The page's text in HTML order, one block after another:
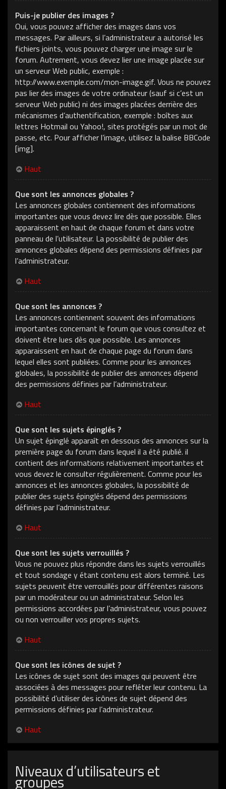
Puis-je publier des images ?
Oui, vous pouvez afficher des images dans vos
messages. Par ailleurs, si l’administrateur a autorisé les
fichiers joints, vous pouvez charger une image sur le
forum. Autrement, vous devez lier une image placée sur
un serveur Web public, exemple :
http://www.exemple.com/mon-image.gif. Vous ne pouvez
pas lier des images de votre ordinateur (sauf si c’est un
serveur Web public) ni des images placées derrière des
mécanismes d’authentification, exemple : boîtes aux
lettres Hotmail ou Yahoo!, sites protégés par un mot de
passe, etc. Pour afficher l’image, utilisez la balise BBCode
[img].
Haut
Que sont les annonces globales ?
Les annonces globales contiennent des informations
importantes que vous devez lire dès que possible. Elles
apparaissent en haut de chaque forum et dans votre
panneau de l’utilisateur. La possibilité de publier des
annonces globales dépend des permissions définies par
l’administrateur.
Haut
Que sont les annonces ?
Les annonces contiennent souvent des informations
importantes concernant le forum que vous consultez et
doivent être lues dès que possible. Les annonces
apparaissent en haut de chaque page du forum dans
lequel elles sont publiées. Comme pour les annonces
globales, la possibilité de publier des annonces dépend
des permissions définies par l’administrateur.
Haut
Que sont les sujets épinglés ?
Un sujet épinglé apparaît en dessous des annonces sur la
première page du forum dans lequel il a été publié. il
contient des informations relativement importantes et
vous devez le consulter régulièrement. Comme pour les
annonces et les annonces globales, la possibilité de
publier des sujets épinglés dépend des permissions
définies par l’administrateur.
Haut
Que sont les sujets verrouillés ?
Vous ne pouvez plus répondre dans les sujets verrouillés
et tout sondage y étant contenu est alors terminé. Les
sujets peuvent être verrouillés pour différentes raisons
par un modérateur ou un administrateur. Selon les
permissions accordées par l’administrateur, vous pouvez
ou non verrouiller vos propres sujets.
Haut
Que sont les icônes de sujet ?
Les icônes de sujet sont des images qui peuvent être
associées à des messages pour refléter leur contenu. La
possibilité d’utiliser des icônes de sujet dépend des
permissions définies par l’administrateur.
Haut
Niveaux d’utilisateurs et
groupes